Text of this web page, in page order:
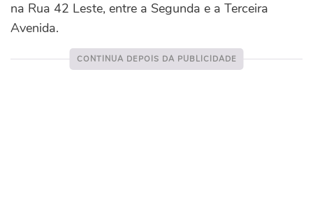
na Rua 42 Leste, entre a Segunda e a Terceira
Avenida.